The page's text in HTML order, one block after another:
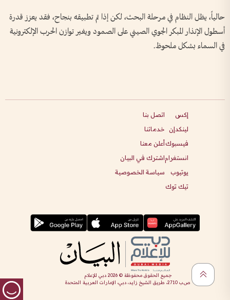
حالياً، يظل النظام في مرحلة البحث، لكن إذا تم تطبيقه بنجاح، فقد يعزز قدرة
أسطول الإنذار المبكر الجوي الصيني على الصمود ويغير توازن الحرب الإلكترونية
في السماء بشكل ملحوظ.
إكس
لينكدإن
فيسبوك
انستغرام
يوتيوب
تيك توك
اتصل بنا
خدماتنا
أعلن معنا
اشترك في البيان
سياسة الخصوصية
جميع الحقوق محفوظة ©2026 دبي للإعلام
ص.ب 2710، طريق الشيخ زايد، دبي، الإمارات العربية المتحدة